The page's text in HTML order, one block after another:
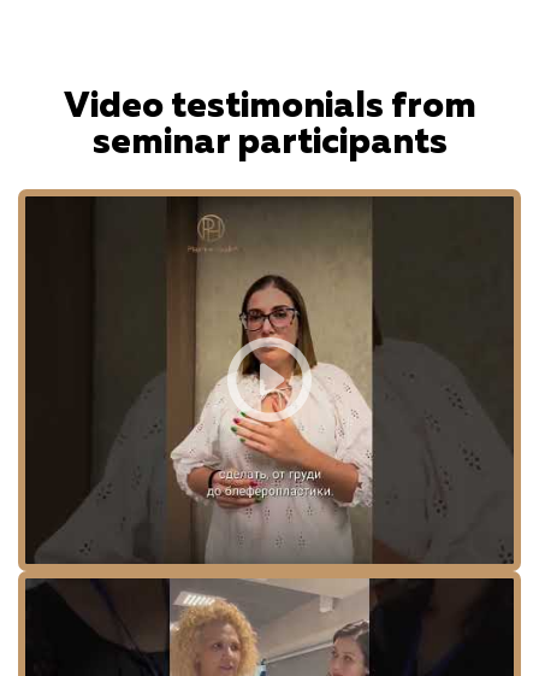
Video testimonials from
seminar participants